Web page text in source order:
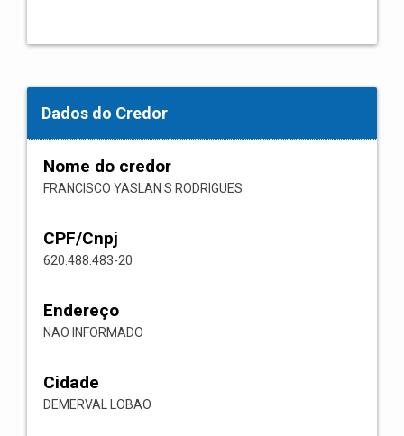
Dados do Credor
Nome do credor
FRANCISCO YASLAN S RODRIGUES
CPF/Cnpj
620.488.483-20
Endereço
NAO INFORMADO
Cidade
DEMERVAL LOBAO